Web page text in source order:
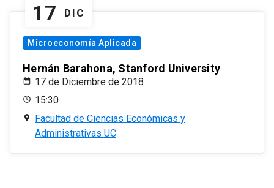
17 DIC
Microeconomía Aplicada
Hernán Barahona, Stanford University
17 de Diciembre de 2018
15:30
Facultad de Ciencias Económicas y
Administrativas UC